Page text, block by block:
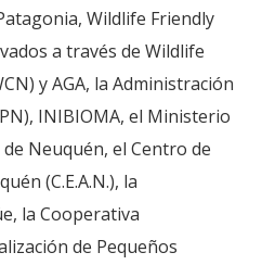
Wildlife Friendly
a través de Wildlife
y AGA, la Administración
INIBIOMA, el Ministerio
Neuquén, el Centro de
(C.E.A.N.), la
la Cooperativa
de Pequeños